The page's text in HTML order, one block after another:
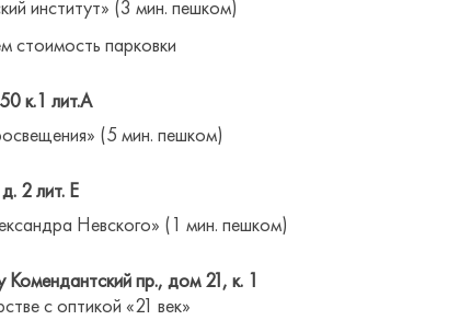
институт» (3 мин. пешком)
стоимость парковки
к.1 лит.А
(5 мин. пешком)
2 лит. Е
Невского» (1 мин. пешком)
пр., дом 21, к. 1
с оптикой «21 век»